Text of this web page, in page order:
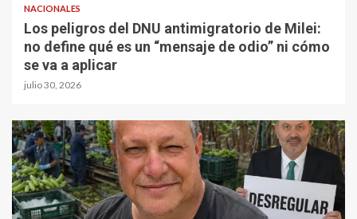
NACIONALES
Los peligros del DNU antimigratorio de Milei:
no define qué es un “mensaje de odio” ni cómo
se va a aplicar
julio 30, 2026